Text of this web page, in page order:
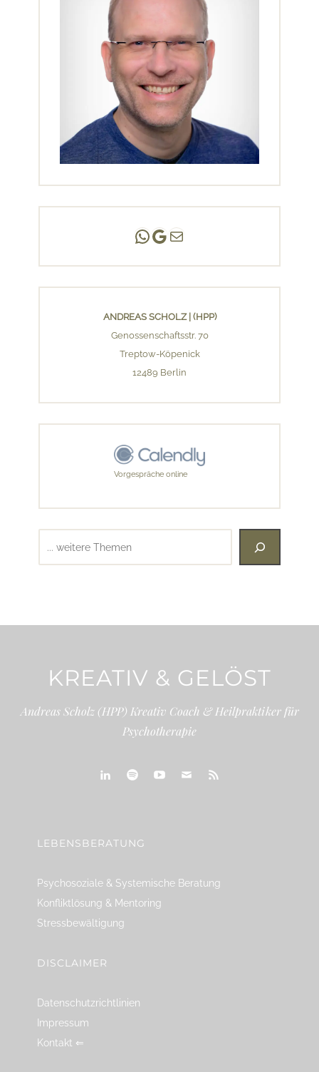
Andreas Scholz | (HPP)
Praxis Adlershof
E-Mail an mich ...
ANDREAS SCHOLZ | (HPP)
Genossenschaftsstr. 70
Treptow-Köpenick
12489 Berlin
Vorgespräche online
KREATIV & GELÖST
Andreas Scholz (HPP) Kreativ Coach & Heilpraktiker für
Psychotherapie
LEBENSBERATUNG
Psychosoziale & Systemische Beratung
Konfliktlösung & Mentoring
Stressbewältigung
DISCLAIMER
Datenschutzrichtlinien
Impressum
Kontakt ⇐